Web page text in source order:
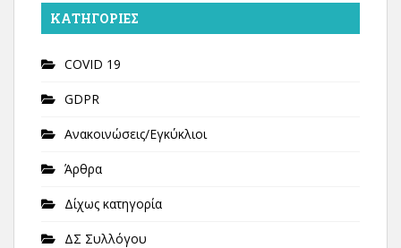
KΑΤΗΓΟΡΊΕΣ
COVID 19
GDPR
Ανακοινώσεις/Εγκύκλιοι
Άρθρα
Δίχως κατηγορία
ΔΣ Συλλόγου